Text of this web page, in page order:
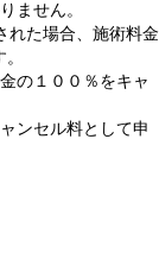
ません。
れた場合、施術料金
の１００％をキャ
ンセル料として申